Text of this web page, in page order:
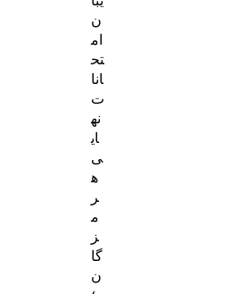
ن
ام
تح
انا
ت
نه
ای
ی
ه
ر
م
ز
گا
ن